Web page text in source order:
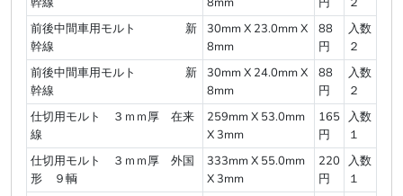
前後中間車用モルト 新
幹線
30mm X 23.0mm X
8mm
88
円
入数
２
前後中間車用モルト 新
幹線
30mm X 24.0mm X
8mm
88
円
入数
２
仕切用モルト ３ｍｍ厚 在来
線
259mm X 53.0mm
X 3mm
165
円
入数
１
仕切用モルト ３ｍｍ厚 外国
形 ９輌
333mm X 55.0mm
X 3mm
220
円
入数
１